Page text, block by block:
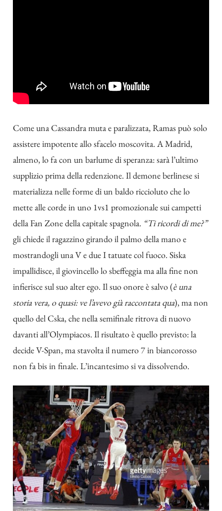
Come una Cassandra muta e paralizzata, Ramas può solo
assistere impotente allo sfacelo moscovita. A Madrid,
almeno, lo fa con un barlume di speranza: sarà l’ultimo
supplizio prima della redenzione. Il demone berlinese si
materializza nelle forme di un baldo riccioluto che lo
mette alle corde in uno 1vs1 promozionale sui campetti
della Fan Zone della capitale spagnola. “Ti ricordi di me?”
gli chiede il ragazzino girando il palmo della mano e
mostrandogli una V e due I tatuate col fuoco. Siska
impallidisce, il giovincello lo sbeffeggia ma alla fine non
infierisce sul suo alter ego. Il suo onore è salvo (è una
storia vera, o quasi: ve l’avevo già raccontataqua), ma non
quello del Cska, che nella semifinale ritrova di nuovo
davanti all’Olympiacos. Il risultato è quello previsto: la
decide V-Span, ma stavolta il numero 7 in biancorosso
non fa bis in finale. L’incantesimo si va dissolvendo.